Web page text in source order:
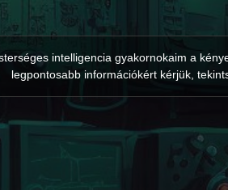
intelligencia gyakornokaim a
legpontosabb információkért kérjük,